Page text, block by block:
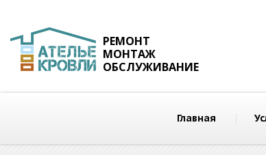
РЕМОНТ
МОНТАЖ
ОБСЛУЖИВАНИЕ
Главная